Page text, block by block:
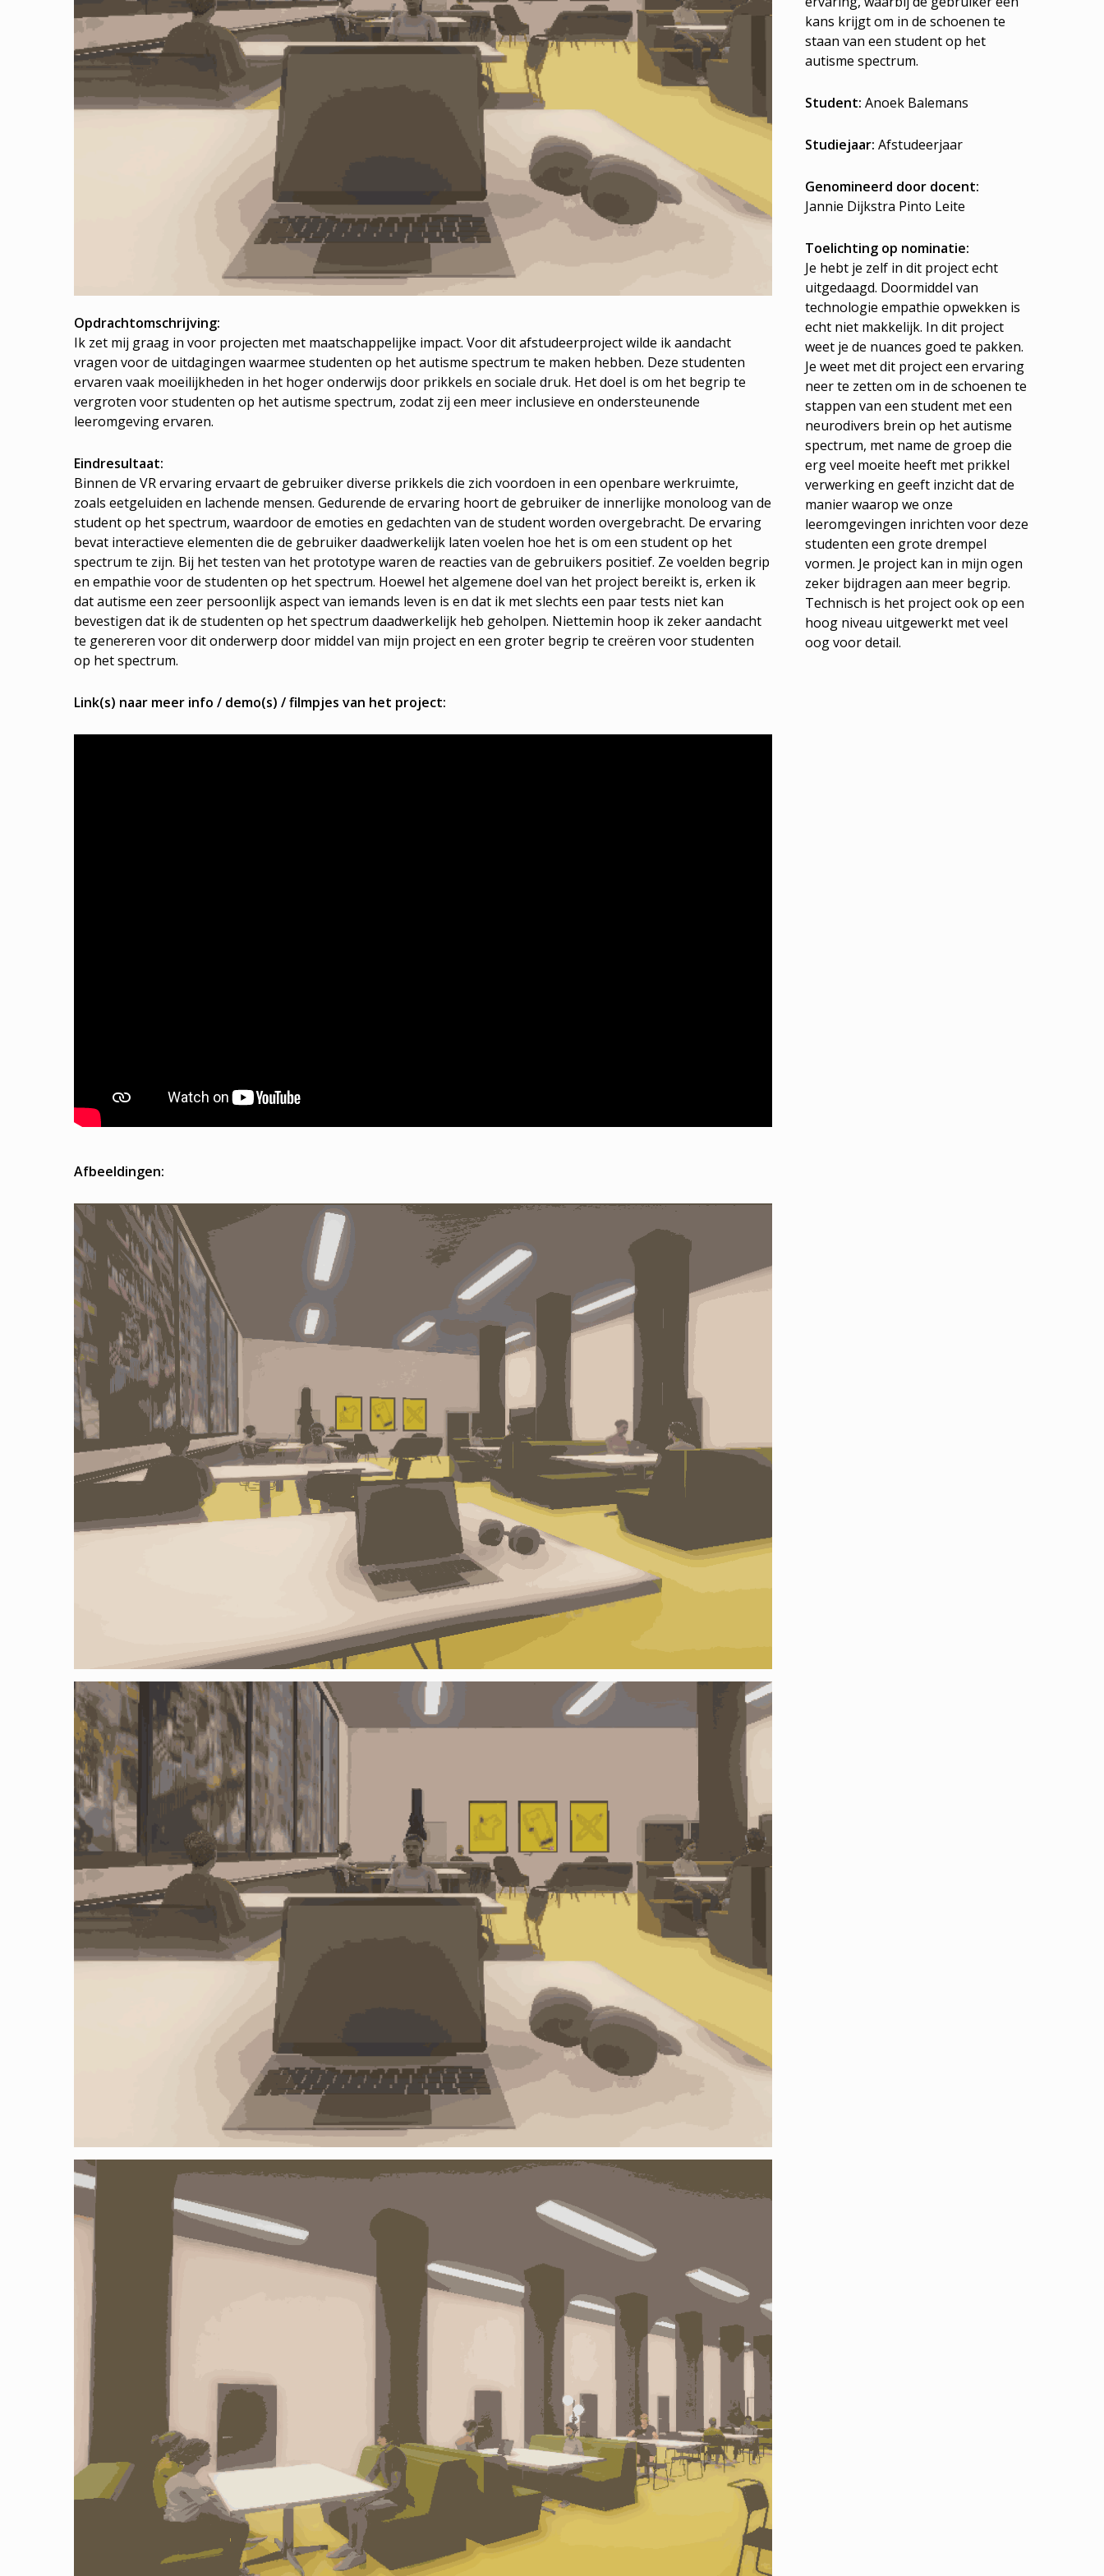
Opdrachtomschrijving:
Ik zet mij graag in voor projecten met maatschappelijke impact. Voor dit afstudeerproject wilde ik aandacht
vragen voor de uitdagingen waarmee studenten op het autisme spectrum te maken hebben. Deze studenten
ervaren vaak moeilijkheden in het hoger onderwijs door prikkels en sociale druk. Het doel is om het begrip te
vergroten voor studenten op het autisme spectrum, zodat zij een meer inclusieve en ondersteunende
leeromgeving ervaren.
Eindresultaat:
Binnen de VR ervaring ervaart de gebruiker diverse prikkels die zich voordoen in een openbare werkruimte,
zoals eetgeluiden en lachende mensen. Gedurende de ervaring hoort de gebruiker de innerlijke monoloog van de
student op het spectrum, waardoor de emoties en gedachten van de student worden overgebracht. De ervaring
bevat interactieve elementen die de gebruiker daadwerkelijk laten voelen hoe het is om een student op het
spectrum te zijn. Bij het testen van het prototype waren de reacties van de gebruikers positief. Ze voelden begrip
en empathie voor de studenten op het spectrum. Hoewel het algemene doel van het project bereikt is, erken ik
dat autisme een zeer persoonlijk aspect van iemands leven is en dat ik met slechts een paar tests niet kan
bevestigen dat ik de studenten op het spectrum daadwerkelijk heb geholpen. Niettemin hoop ik zeker aandacht
te genereren voor dit onderwerp door middel van mijn project en een groter begrip te creëren voor studenten
op het spectrum.
Link(s) naar meer info / demo(s) / filmpjes van het project:
Afbeeldingen:
kans krijgt om in de schoenen te
staan van een student op het
autisme spectrum.
Student: Anoek Balemans
Studiejaar: Afstudeerjaar
Genomineerd door docent:
Jannie Dijkstra Pinto Leite
Toelichting op nominatie:
Je hebt je zelf in dit project echt
uitgedaagd. Doormiddel van
technologie empathie opwekken is
echt niet makkelijk. In dit project
weet je de nuances goed te pakken.
Je weet met dit project een ervaring
neer te zetten om in de schoenen te
stappen van een student met een
neurodivers brein op het autisme
spectrum, met name de groep die
erg veel moeite heeft met prikkel
verwerking en geeft inzicht dat de
manier waarop we onze
leeromgevingen inrichten voor deze
studenten een grote drempel
vormen. Je project kan in mijn ogen
zeker bijdragen aan meer begrip.
Technisch is het project ook op een
hoog niveau uitgewerkt met veel
oog voor detail.